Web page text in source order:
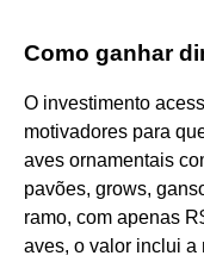
Como ganhar
O investimento
motivadores para
aves ornamentais
pavões, grows,
ramo, com apenas
aves, o valor inclui a